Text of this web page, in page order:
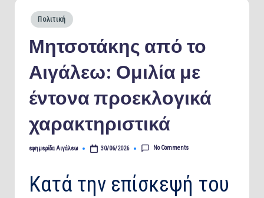
Posted
in
Πολιτική
Μητσοτάκης από το
Αιγάλεω: Ομιλία με
έντονα προεκλογικά
χαρακτηριστικά
Posted
εφημερίδα Αιγάλεω 30/06/2026 No Comments
Κατά την επίσκεψή του